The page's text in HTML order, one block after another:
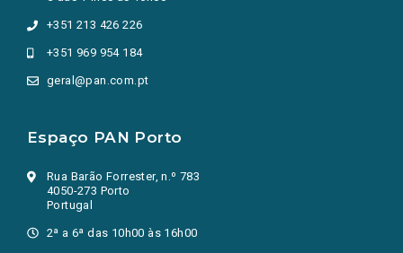
+351 213 426 226
+351 969 954 184
geral@pan.com.pt
Espaço PAN Porto
Rua Barão Forrester, n.º 783
4050-273 Porto
Portugal
2ª a 6ª das 10h00 às 16h00